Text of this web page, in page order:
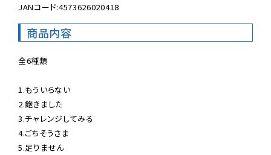
JANコード:4573626020418
商品内容
全6種類
1.もういらない
2.飽きました
3.チャレンジしてみる
4.ごちそうさま
5.足りません